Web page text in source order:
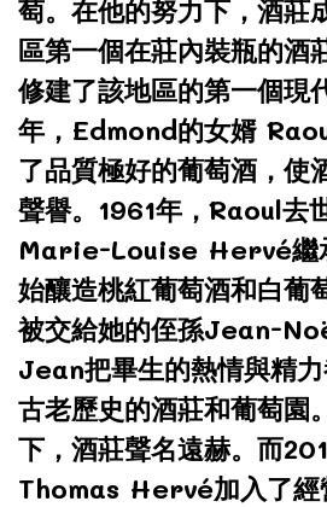
萄。在他的努力下，酒
區第一個在莊內裝瓶的酒
修建了該地區的第一個現
年，Edmond的女婿
了品質極好的葡萄酒，使
聲譽。1961年，Raoul去
Marie-Louise Hervé繼
始釀造桃紅葡萄酒和白葡
被交給她的侄孫Jean-
Jean把畢生的熱情與精
古老歷史的酒莊和葡萄園
下，酒莊聲名遠赫。而
Thomas Hervé加入了經